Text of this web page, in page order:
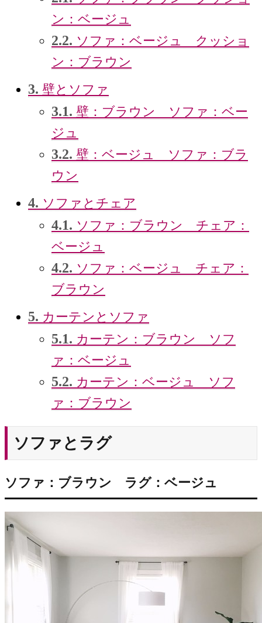
ン：ベージュ
2.2. ソファ：ベージュ クッショ
ン：ブラウン
3. 壁とソファ
3.1. 壁：ブラウン ソファ：ベー
ジュ
3.2. 壁：ベージュ ソファ：ブラ
ウン
4. ソファとチェア
4.1. ソファ：ブラウン チェア：
ベージュ
4.2. ソファ：ベージュ チェア：
ブラウン
5. カーテンとソファ
5.1. カーテン：ブラウン ソフ
ァ：ベージュ
5.2. カーテン：ベージュ ソフ
ァ：ブラウン
ソファとラグ
ソファ：ブラウン ラグ：ベージュ